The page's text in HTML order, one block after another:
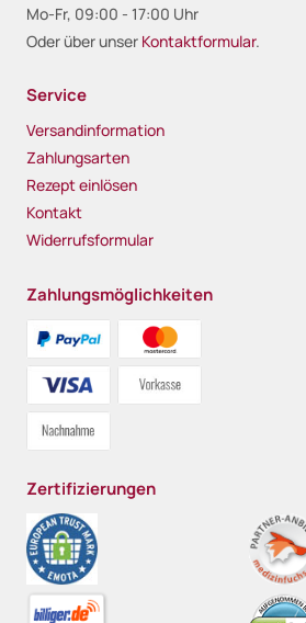
Mo-Fr, 09:00 - 17:00 Uhr
Oder über unser Kontaktformular.
Service
Versandinformation
Zahlungsarten
Rezept einlösen
Kontakt
Widerrufsformular
Zahlungsmöglichkeiten
Zertifizierungen